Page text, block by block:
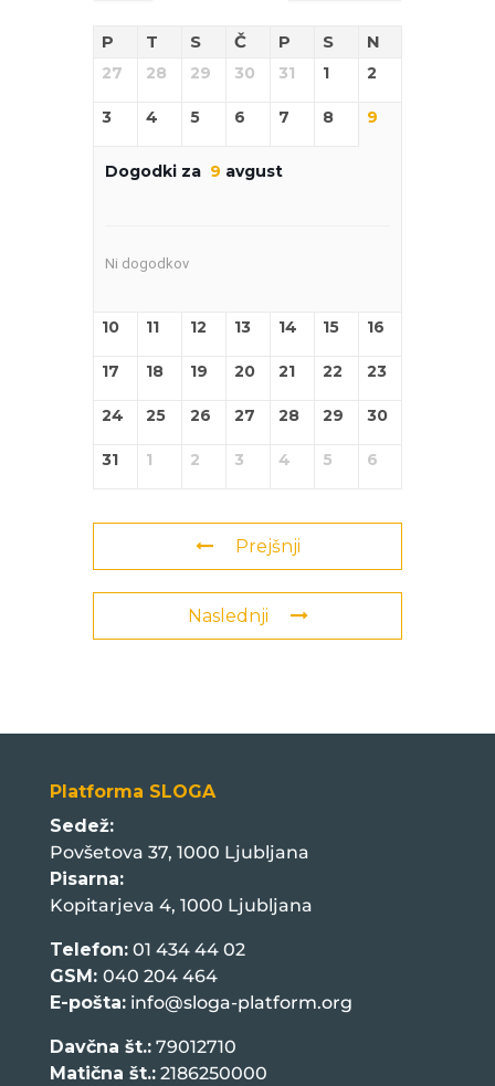
P T S Č P S N
27 28 29 30 31 1 2
3 4 5 6 7 8 9
Dogodki za 9 avgust
Ni dogodkov
10 11 12 13 14 15 16
17 18 19 20 21 22 23
24 25 26 27 28 29 30
31 1 2 3 4 5 6
Prejšnji
Naslednji
Platforma SLOGA
Sedež:
Povšetova 37, 1000 Ljubljana
Pisarna:
Kopitarjeva 4, 1000 Ljubljana
Telefon:01 434 44 02
GSM: 040 204 464
E-pošta: info@sloga-platform.org
Davčna št.:79012710
Matična št.:2186250000